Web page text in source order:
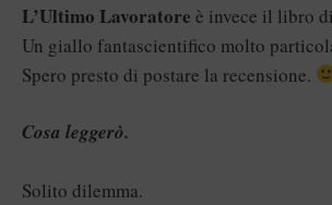
L’Ultimo Lavoratore è invece il libro di
Un giallo fantascientifico molto
Spero presto di postare la recensione.
Cosa leggerò.
Solito dilemma.